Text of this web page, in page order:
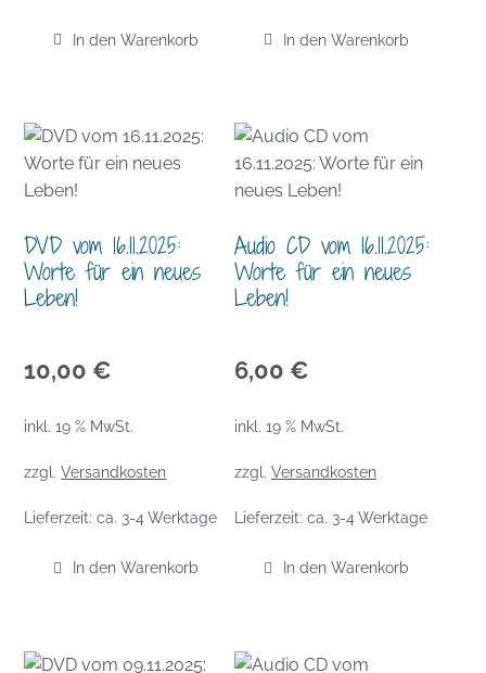
In den Warenkorb In den Warenkorb
DVD vom 16.11.2025:
Worte für ein neues
Leben!
10,00 €
inkl. 19 % MwSt.
zzgl.Versandkosten
Lieferzeit:ca. 3-4 Werktage
In den Warenkorb
Audio CD vom 16.11.2025:
Worte für ein neues
Leben!
6,00 €
inkl. 19 % MwSt.
zzgl. Versandkosten
Lieferzeit: ca. 3-4 Werktage
In den Warenkorb